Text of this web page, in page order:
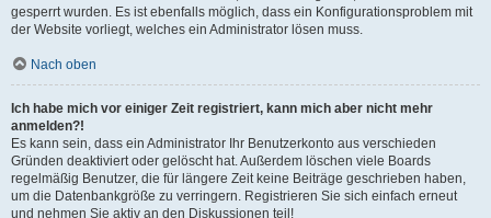
gesperrt wurden. Es ist ebenfalls möglich, dass ein Konfigurationsproblem mit
der Website vorliegt, welches ein Administrator lösen muss.
Nach oben
Ich habe mich vor einiger Zeit registriert, kann mich aber nicht mehr
anmelden?!
Es kann sein, dass ein Administrator Ihr Benutzerkonto aus verschieden
Gründen deaktiviert oder gelöscht hat. Außerdem löschen viele Boards
regelmäßig Benutzer, die für längere Zeit keine Beiträge geschrieben haben,
um die Datenbankgröße zu verringern. Registrieren Sie sich einfach erneut
und nehmen Sie aktiv an den Diskussionen teil!